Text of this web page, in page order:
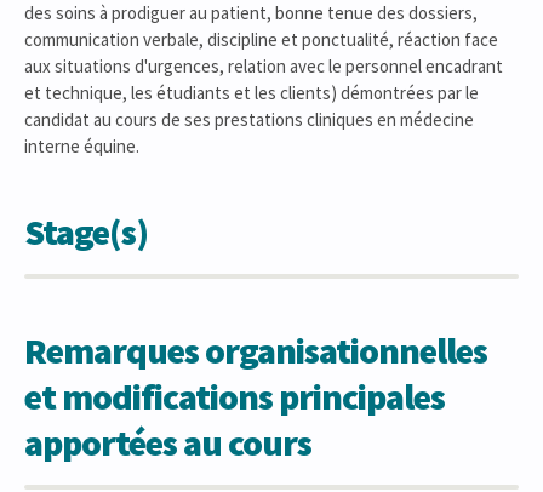
des soins à prodiguer au patient, bonne tenue des dossiers,
communication verbale, discipline et ponctualité, réaction face
aux situations d'urgences, relation avec le personnel encadrant
et technique, les étudiants et les clients) démontrées par le
candidat au cours de ses prestations cliniques en médecine
interne équine.
Stage(s)
Remarques organisationnelles
et modifications principales
apportées au cours